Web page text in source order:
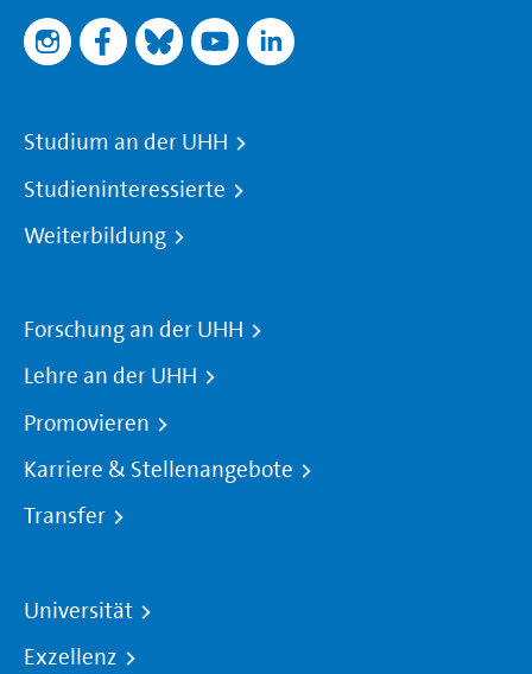
Studium an der UHH
Studieninteressierte
Weiterbildung
Forschung an der UHH
Lehre an der UHH
Promovieren
Karriere & Stellenangebote
Transfer
Universität
Exzellenz